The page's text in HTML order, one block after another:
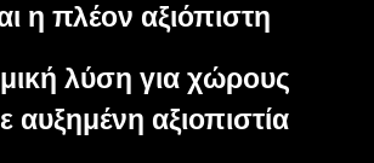
η πλέον αξιόπιστη
λύση για χώρους
αυξημένη αξιοπιστία